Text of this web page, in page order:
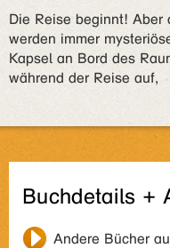
Die Reise beginnt! Aber
werden immer
Kapsel an Bord des
während der Reise auf,
Buchdetails +
Andere Bücher